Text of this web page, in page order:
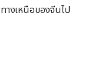
งเหนือของจีนไป